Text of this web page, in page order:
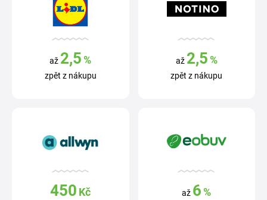
až 2,5 %
zpět z nákupu
až 2,5%
zpět z nákupu
450 Kč až 6 %